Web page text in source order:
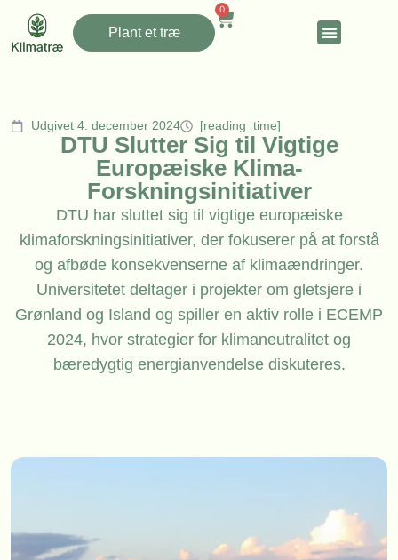
Plant et træ
0
Udgivet 4. december 2024 [reading_time]
DTU Slutter Sig til Vigtige
Europæiske Klima-
Forskningsinitiativer
DTU har sluttet sig til vigtige europæiske
klimaforskningsinitiativer, der fokuserer på at forstå
og afbøde konsekvenserne af klimaændringer.
Universitetet deltager i projekter om gletsjere i
Grønland og Island og spiller en aktiv rolle i ECEMP
2024, hvor strategier for klimaneutralitet og
bæredygtig energianvendelse diskuteres.